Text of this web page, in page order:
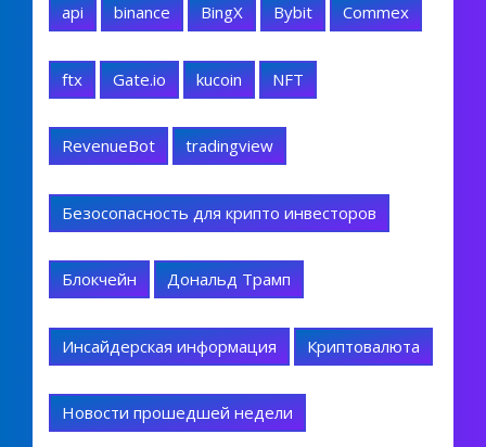
api binance BingX Bybit Commex
ftx Gate.io kucoin NFT
RevenueBot tradingview
Безосопасность для крипто инвесторов
Блокчейн Дональд Трамп
Инсайдерская информация Криптовалюта
Новости прошедшей недели